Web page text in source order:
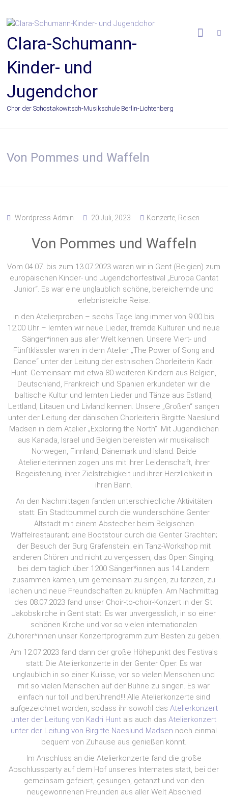
Inhalt
springen
Clara-Schumann-
Kinder- und
Jugendchor
Chor der Schostakowitsch-Musikschule Berlin-Lichtenberg
Von Pommes und Waffeln
Wordpress-Admin 20 Juli, 2023 Konzerte Reisen
Von Pommes und Waffeln
Vom 04.07. bis zum 13.07.2023 waren wir in Gent (Belgien) zum
europäischen Kinder- und Jugendchorfestival „Europa Cantat
Junior“. Es war eine unglaublich schöne, bereichernde und
erlebnisreiche Reise.
In den Atelierproben – sechs Tage lang immer von 9.00 bis
12.00 Uhr – lernten wir neue Lieder, fremde Kulturen und neue
Sänger*innen aus aller Welt kennen. Unsere Viert- und
Fünftklässler waren in dem Atelier „The Power of Song and
Dance“ unter der Leitung der estnischen Chorleiterin Kadri
Hunt. Gemeinsam mit etwa 80 weiteren Kindern aus Belgien,
Deutschland, Frankreich und Spanien erkundeten wir die
baltische Kultur und lernten Lieder und Tänze aus Estland,
Lettland, Litauen und Livland kennen. Unsere „Großen“ sangen
unter der Leitung der dänischen Chorleiterin Birgitte Naeslund
Madsen in dem Atelier „Exploring the North“. Mit Jugendlichen
aus Kanada, Israel und Belgien bereisten wir musikalisch
Norwegen, Finnland, Dänemark und Island. Beide
Atelierleiterinnen zogen uns mit ihrer Leidenschaft, ihrer
Begeisterung, ihrer Zielstrebigkeit und ihrer Herzlichkeit in
ihren Bann.
An den Nachmittagen fanden unterschiedliche Aktivitäten
statt: Ein Stadtbummel durch die wunderschöne Genter
Altstadt mit einem Abstecher beim Belgischen
Waffelrestaurant; eine Bootstour durch die Genter Grachten;
der Besuch der Burg Grafenstein; ein Tanz-Workshop mit
anderen Chören und nicht zu vergessen, das Open Singing,
bei dem täglich über 1200 Sänger*innen aus 14 Ländern
zusammen kamen, um gemeinsam zu singen, zu tanzen, zu
lachen und neue Freundschaften zu knüpfen. Am Nachmittag
des 08.07.2023 fand unser Choir-to-choir-Konzert in der St.
Jakobskirche in Gent statt. Es war unvergesslich, in so einer
schönen Kirche und vor so vielen internationalen
Zuhörer*innen unser Konzertprogramm zum Besten zu geben.
Am 12.07.2023 fand dann der große Höhepunkt des Festivals
statt: Die Atelierkonzerte in der Genter Oper. Es war
unglaublich in so einer Kulisse, vor so vielen Menschen und
mit so vielen Menschen auf der Bühne zu singen. Es war
einfach nur toll und berührend!!! Alle Atelierkonzerte sind
aufgezeichnet worden, sodass ihr sowohl das Atelierkonzert
unter der Leitung von Kadri Hunt als auch dasAtelierkonzert
unter der Leitung von Birgitte Naeslund Madsen noch einmal
bequem von Zuhause aus genießen könnt.
Im Anschluss an die Atelierkonzerte fand die große
Abschlussparty auf dem Hof unseres Internates statt, bei der
gemeinsam gefeiert, gesungen, getanzt und von den
neugewonnenen Freunden aus aller Welt Abschied